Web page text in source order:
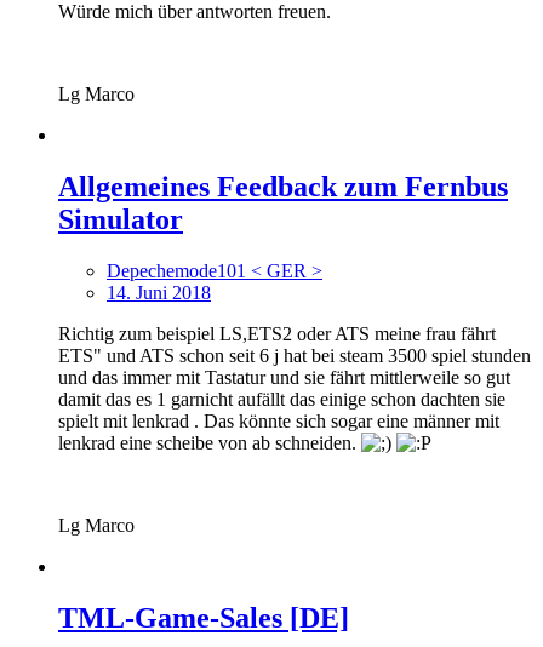
Würde mich über antworten freuen.
Lg Marco
Allgemeines Feedback zum Fernbus
Simulator
Depechemode101 < GER >
14. Juni 2018
Richtig zum beispiel LS,ETS2 oder ATS meine frau fährt
ETS" und ATS schon seit 6 j hat bei steam 3500 spiel stunden
und das immer mit Tastatur und sie fährt mittlerweile so gut
damit das es 1 garnicht aufällt das einige schon dachten sie
spielt mit lenkrad . Das könnte sich sogar eine männer mit
lenkrad eine scheibe von ab schneiden.
Lg Marco
TML-Game-Sales [DE]